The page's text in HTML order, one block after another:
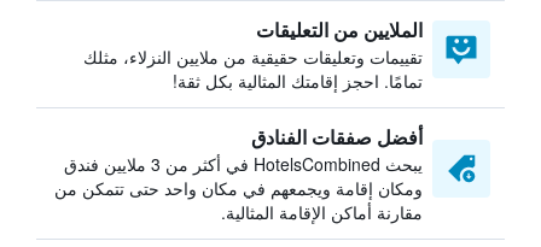
الملايين من التعليقات
تقييمات وتعليقات حقيقية من ملايين النزلاء، مثلك
تمامًا. احجز إقامتك المثالية بكل ثقة!
أفضل صفقات الفنادق
يبحث HotelsCombined في أكثر من 3 ملايين فندق
ومكان إقامة ويجمعهم في مكان واحد حتى تتمكن من
مقارنة أماكن الإقامة المثالية.